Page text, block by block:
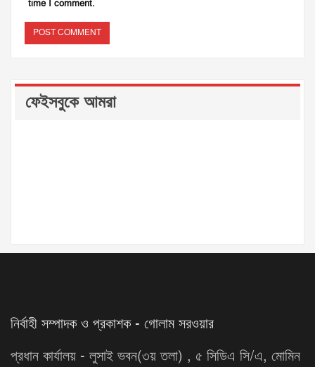
time I comment.
ফেইসবুকে আমরা
নির্বাহী সম্পাদক ও প্রকাশক - গোলাম সরওয়ার
প্রধান কার্যালয় - লুসাই ভবন(৩য় তলা) , ৫ সিডিএ সি/এ, মোমিন